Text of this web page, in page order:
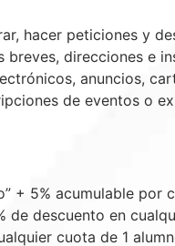
hacer peticiones y
breves, direcciones e
anuncios,
de eventos o
+ 5% acumulable
de descuento en
cuota de 1